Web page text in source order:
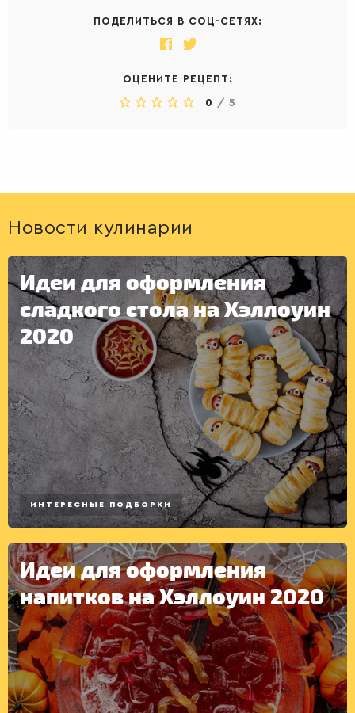
ПОДЕЛИТЬСЯ В СОЦ-СЕТЯХ:
ОЦЕНИТЕ РЕЦЕПТ:
0 / 5
Новости кулинарии
Идеи для оформления
сладкого стола на Хэллоуин
2020
ИНТЕРЕСНЫЕ ПОДБОРКИ
Идеи для оформления
напитков на Хэллоуин 2020